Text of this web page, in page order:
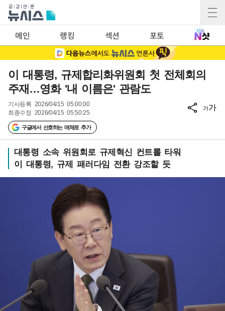
메인 랭킹 섹션 포토
이 대통령, 규제합리화위원회 첫 전체회의
주재…영화 '내 이름은' 관람도
기사등록 2026/04/15 05:00:00
최종수정 2026/04/15 05:50:25
구글에서 선호하는 매체로 추가
가가
대통령 소속 위원회로 규제혁신 컨트롤 타워
이 대통령, 규제 패러다임 전환 강조할 듯